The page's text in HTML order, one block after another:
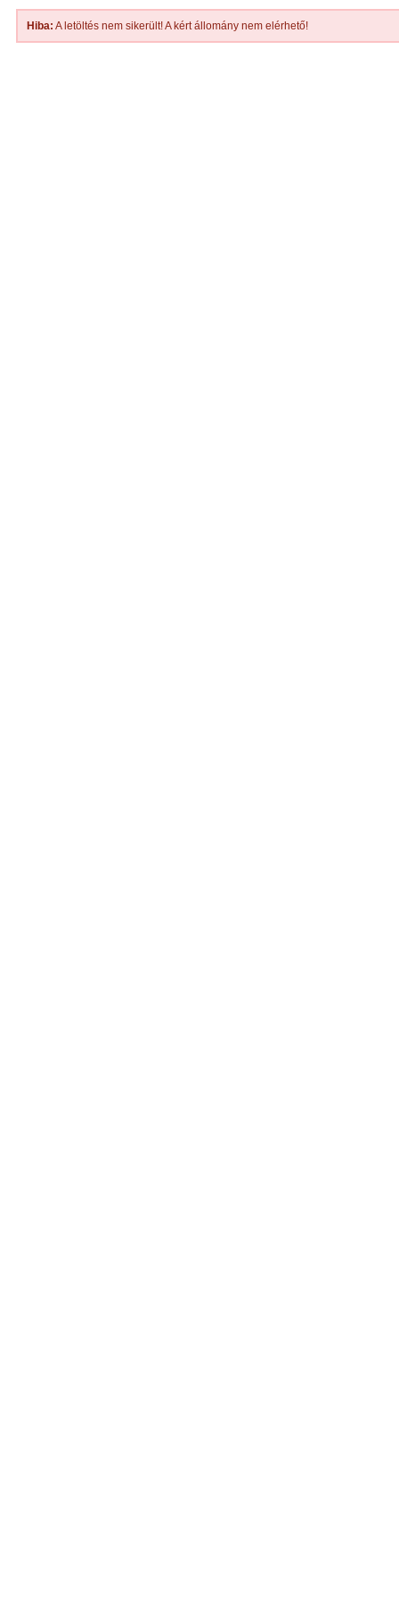
Hiba: A letöltés nem sikerült! A kért állomány nem elérhető!